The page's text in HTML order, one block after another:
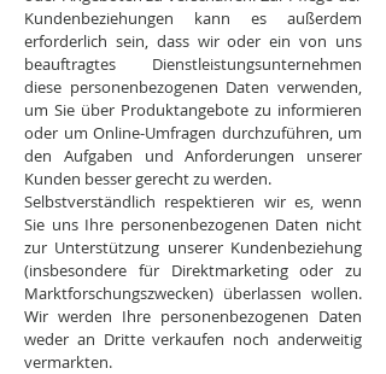
Kundenbeziehungen kann es außerdem
erforderlich sein, dass wir oder ein von uns
beauftragtes Dienstleistungsunternehmen
diese personenbezogenen Daten verwenden,
um Sie über Produktangebote zu informieren
oder um Online-Umfragen durchzuführen, um
den Aufgaben und Anforderungen unserer
Kunden besser gerecht zu werden.
Selbstverständlich respektieren wir es, wenn
Sie uns Ihre personenbezogenen Daten nicht
zur Unterstützung unserer Kundenbeziehung
(insbesondere für Direktmarketing oder zu
Marktforschungszwecken) überlassen wollen.
Wir werden Ihre personenbezogenen Daten
weder an Dritte verkaufen noch anderweitig
vermarkten.